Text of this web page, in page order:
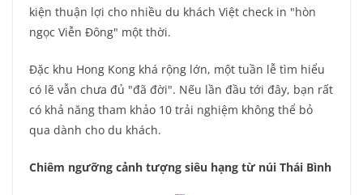
kiện thuận lợi cho nhiều du khách Việt check in "hòn
ngọc Viễn Đông" một thời.
Đặc khu Hong Kong khá rộng lớn, một tuần lễ tìm hiểu
có lẽ vẫn chưa đủ "đã đời". Nếu lần đầu tới đây, bạn rất
có khả năng tham khảo 10 trải nghiệm không thể bỏ
qua dành cho du khách.
Chiêm ngưỡng cảnh tượng siêu hạng từ núi Thái Bình